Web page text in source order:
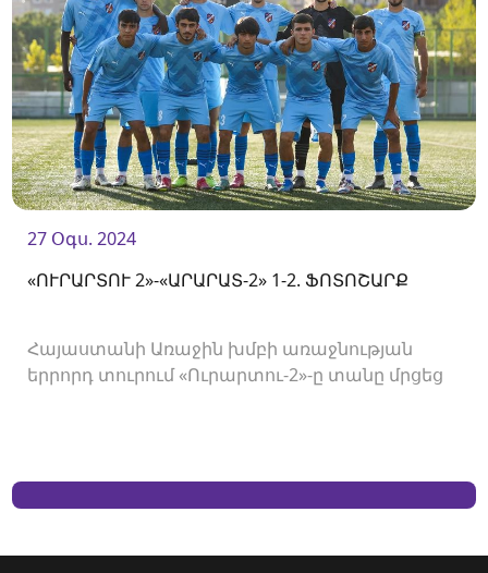
27 Օգս. 2024
«ՈՒՐԱՐՏՈՒ 2»-«ԱՐԱՐԱՏ-2» 1-2. ՖՈՏՈՇԱՐՔ
Հայաստանի Առաջին խմբի առաջնության
երրորդ տուրում «Ուրարտու-2»-ը տանը մրցեց